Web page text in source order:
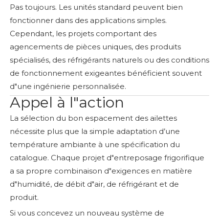
Pas toujours. Les unités standard peuvent bien
fonctionner dans des applications simples.
Cependant, les projets comportant des
agencements de pièces uniques, des produits
spécialisés, des réfrigérants naturels ou des conditions
de fonctionnement exigeantes bénéficient souvent
d"une ingénierie personnalisée.
Appel à l"action
La sélection du bon espacement des ailettes
nécessite plus que la simple adaptation d’une
température ambiante à une spécification du
catalogue. Chaque projet d"entreposage frigorifique
a sa propre combinaison d"exigences en matière
d"humidité, de débit d"air, de réfrigérant et de
produit.
Si vous concevez un nouveau système de